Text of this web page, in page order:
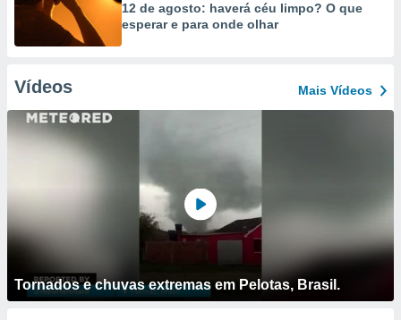
12 de agosto: haverá céu limpo? O que
esperar e para onde olhar
Vídeos Mais Vídeos
Tornados e chuvas extremas em Pelotas, Brasil.